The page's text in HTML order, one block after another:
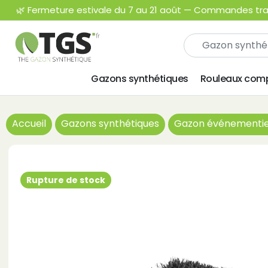
🌿 Fermeture estivale du 7 au 21 août — Commandes
Gazons synthétiques Rouleaux
Accueil Gazons synthétiques Gazon
Rupture de stock